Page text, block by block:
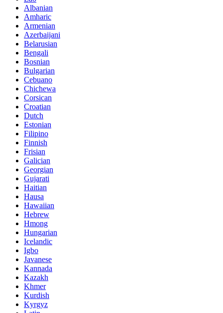
Albanian
Amharic
Armenian
Azerbaijani
Belarusian
Bengali
Bosnian
Bulgarian
Cebuano
Chichewa
Corsican
Croatian
Dutch
Estonian
Filipino
Finnish
Frisian
Galician
Georgian
Gujarati
Haitian
Hausa
Hawaiian
Hebrew
Hmong
Hungarian
Icelandic
Igbo
Javanese
Kannada
Kazakh
Khmer
Kurdish
Kyrgyz